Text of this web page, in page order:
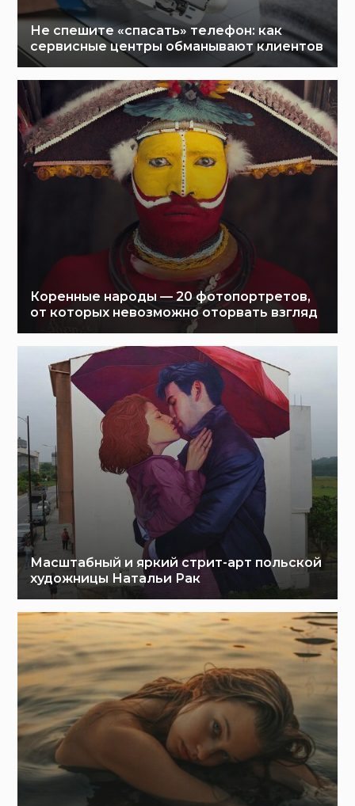
Не спешите «спасать» телефон: как
сервисные центры обманывают клиентов
Коренные народы — 20 фотопортретов,
от которых невозможно оторвать взгляд
Масштабный и яркий стрит-арт польской
художницы Натальи Рак